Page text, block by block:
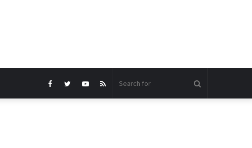
RSS
YouTube
Twitter
Facebook